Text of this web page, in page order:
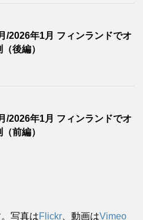
/2026年1月 フィンランドでオ
後編）
/2026年1月 フィンランドでオ
前編）
写真はFlickr、動画はVimeo